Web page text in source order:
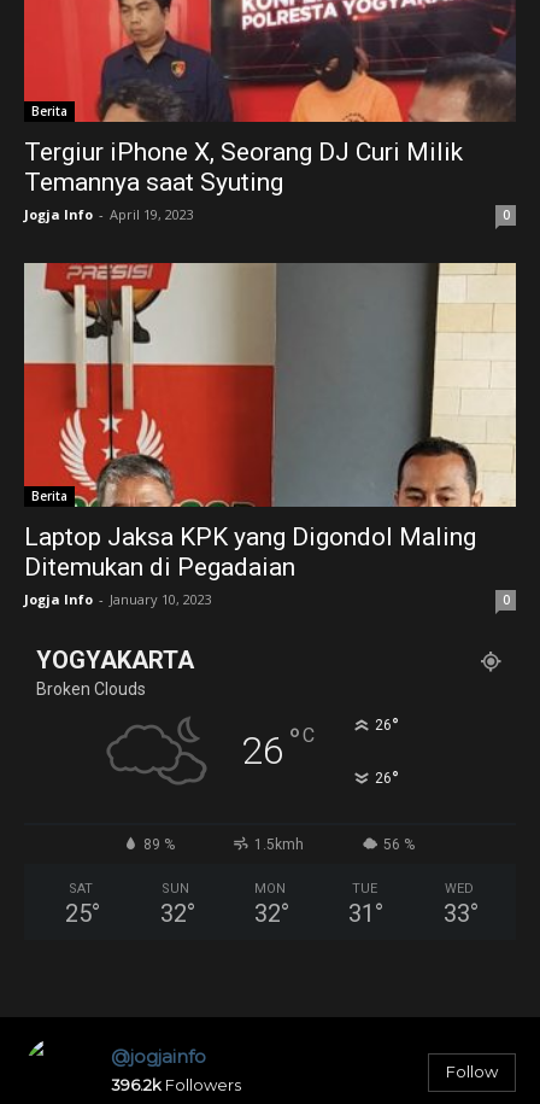
Berita
Tergiur iPhone X, Seorang DJ Curi Milik
Temannya saat Syuting
Jogja Info - April 19, 2023 0
Berita
Laptop Jaksa KPK yang Digondol Maling
Ditemukan di Pegadaian
Jogja Info - January 10, 2023 0
YOGYAKARTA
Broken Clouds
26 °C 26°
26°
89 % 1.5kmh 56 %
SAT
25°
SUN
32°
MON
32°
TUE
31 °
WED
33°
@jogjainfo
396.2k Followers
Follow